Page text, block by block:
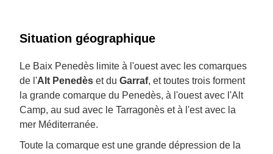
Situation géographique
Le Baix Penedès limite à l'ouest avec les comarques
de l'Alt Penedès et du Garraf, et toutes trois forment
la grande comarque du Penedès, à l'ouest avec l'Alt
Camp, au sud avec le Tarragonès et à l'est avec la
mer Méditerranée.
Toute la comarque est une grande dépression de la